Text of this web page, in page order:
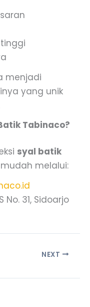
menjadi
yang unik
Tabinaco?
syal batik
melalui:
No. 31, Sidoarjo
NEXT